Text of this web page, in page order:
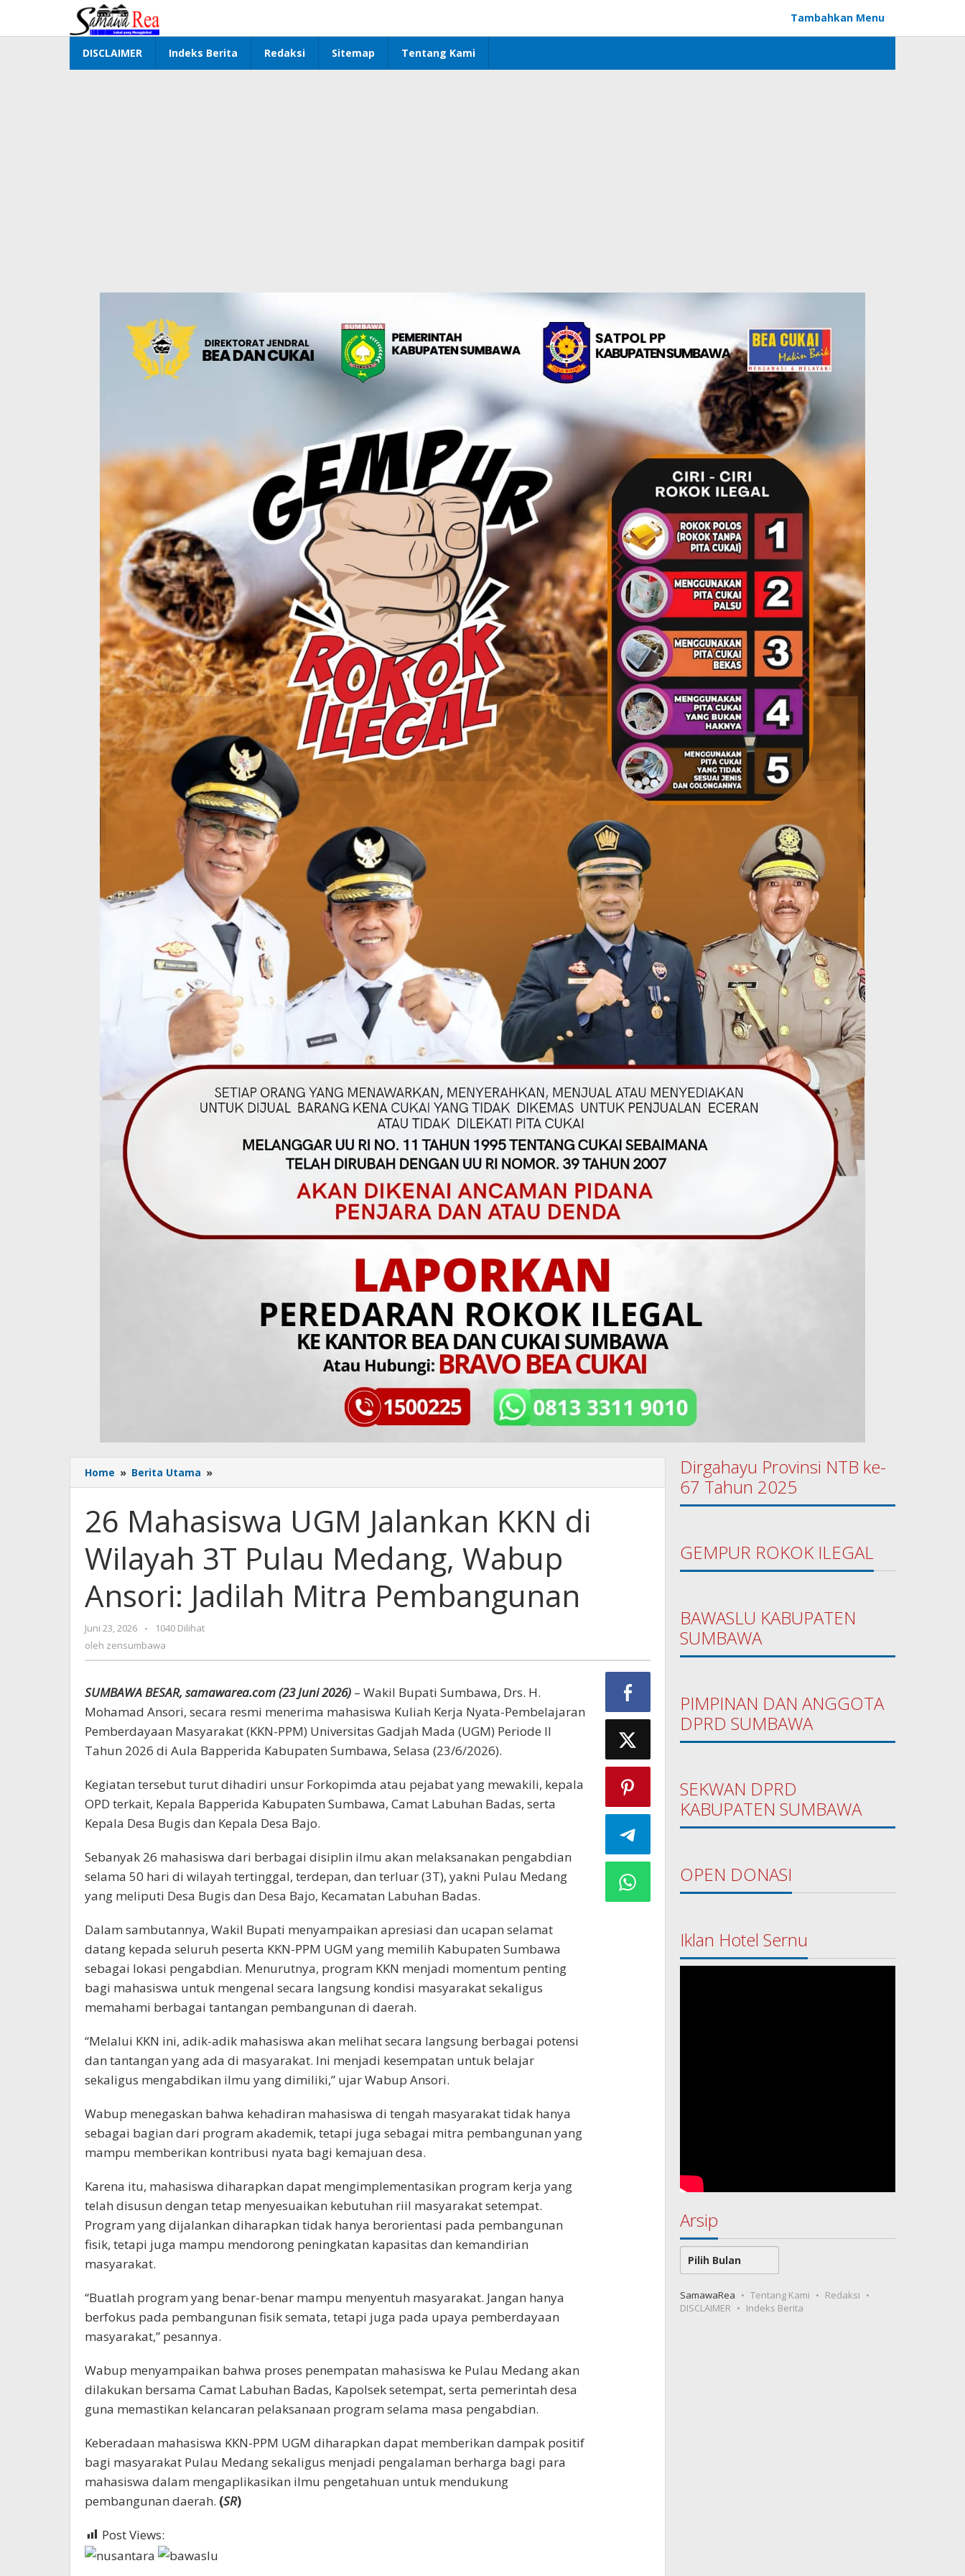
konten
Tambahkan Menu
DISCLAIMER Indeks Berita Redaksi Sitemap Tentang Kami
Home » Berita Utama »
Mahasiswa
Jalankan
KKN
di
Wilayah
Pulau
Medang,
26 Mahasiswa UGM Jalankan KKN di
Wilayah 3T Pulau Medang, Wabup
Ansori: Jadilah Mitra Pembangunan
Juni 23, 2026
oleh
zensumbawa
-
1040 Dilihat
oleh zensumbawa
SUMBAWA BESAR, samawarea.com (23 Juni 2026) – Wakil Bupati Sumbawa, Drs. H.
Mohamad Ansori, secara resmi menerima mahasiswa Kuliah Kerja Nyata-Pembelajaran
Pemberdayaan Masyarakat (KKN-PPM) Universitas Gadjah Mada (UGM) Periode II
Tahun 2026 di Aula Bapperida Kabupaten Sumbawa, Selasa (23/6/2026).
Kegiatan tersebut turut dihadiri unsur Forkopimda atau pejabat yang mewakili, kepala
OPD terkait, Kepala Bapperida Kabupaten Sumbawa, Camat Labuhan Badas, serta
Kepala Desa Bugis dan Kepala Desa Bajo.
Sebanyak 26 mahasiswa dari berbagai disiplin ilmu akan melaksanakan pengabdian
selama 50 hari di wilayah tertinggal, terdepan, dan terluar (3T), yakni Pulau Medang
yang meliputi Desa Bugis dan Desa Bajo, Kecamatan Labuhan Badas.
Dalam sambutannya, Wakil Bupati menyampaikan apresiasi dan ucapan selamat
datang kepada seluruh peserta KKN-PPM UGM yang memilih Kabupaten Sumbawa
sebagai lokasi pengabdian. Menurutnya, program KKN menjadi momentum penting
bagi mahasiswa untuk mengenal secara langsung kondisi masyarakat sekaligus
memahami berbagai tantangan pembangunan di daerah.
“Melalui KKN ini, adik-adik mahasiswa akan melihat secara langsung berbagai potensi
dan tantangan yang ada di masyarakat. Ini menjadi kesempatan untuk belajar
sekaligus mengabdikan ilmu yang dimiliki,” ujar Wabup Ansori.
Wabup menegaskan bahwa kehadiran mahasiswa di tengah masyarakat tidak hanya
sebagai bagian dari program akademik, tetapi juga sebagai mitra pembangunan yang
mampu memberikan kontribusi nyata bagi kemajuan desa.
Karena itu, mahasiswa diharapkan dapat mengimplementasikan program kerja yang
telah disusun dengan tetap menyesuaikan kebutuhan riil masyarakat setempat.
Program yang dijalankan diharapkan tidak hanya berorientasi pada pembangunan
fisik, tetapi juga mampu mendorong peningkatan kapasitas dan kemandirian
masyarakat.
“Buatlah program yang benar-benar mampu menyentuh masyarakat. Jangan hanya
berfokus pada pembangunan fisik semata, tetapi juga pada upaya pemberdayaan
masyarakat,” pesannya.
Wabup menyampaikan bahwa proses penempatan mahasiswa ke Pulau Medang akan
dilakukan bersama Camat Labuhan Badas, Kapolsek setempat, serta pemerintah desa
guna memastikan kelancaran pelaksanaan program selama masa pengabdian.
Keberadaan mahasiswa KKN-PPM UGM diharapkan dapat memberikan dampak positif
bagi masyarakat Pulau Medang sekaligus menjadi pengalaman berharga bagi para
mahasiswa dalam mengaplikasikan ilmu pengetahuan untuk mendukung
pembangunan daerah. (SR)
Post Views:
Dirgahayu Provinsi NTB ke-
67 Tahun 2025
GEMPUR ROKOK ILEGAL
BAWASLU KABUPATEN
SUMBAWA
PIMPINAN DAN ANGGOTA
DPRD SUMBAWA
SEKWAN DPRD
KABUPATEN SUMBAWA
OPEN DONASI
Iklan Hotel Sernu
Arsip
Arsip
SamawaRea Tentang Kami
Redaksi
DISCLAIMER
Indeks Berita